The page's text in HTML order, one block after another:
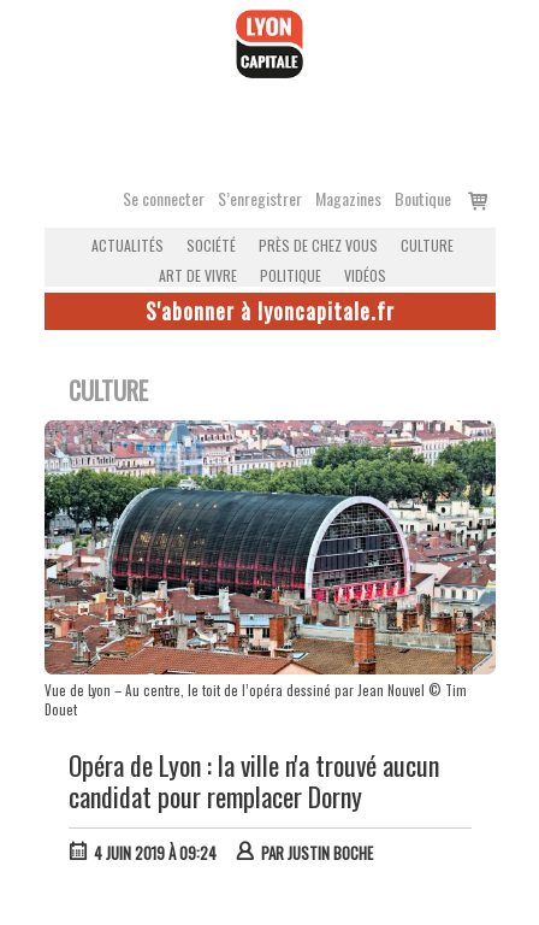
Se connecter S’enregistrer Magazines Boutique
Voir
ACTUALITÉS SOCIÉTÉ PRÈS DE CHEZ VOUS
CULTURE
ART DE VIVRE
POLITIQUE VIDÉOS
S'abonner à lyoncapitale.fr
CULTURE
Vue de Lyon – Au centre, le toit de l’opéra dessiné par Jean Nouvel © Tim
Douet
Opéra de Lyon : la ville n'a trouvé aucun
candidat pour remplacer Dorny
4 JUIN 2019 À 09:24 PARJUSTIN BOCHE